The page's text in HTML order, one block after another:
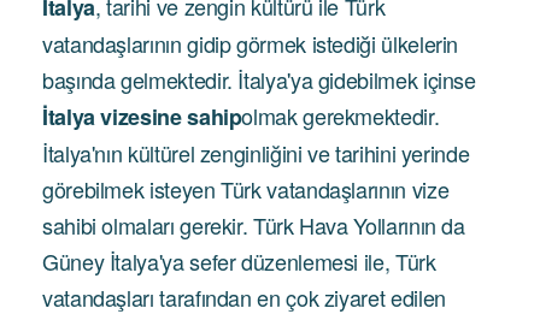
İtalya
vatandaşlarının gidip görmek istediği ülkelerin
başında gelmektedir. İtalya'ya gidebilmek içinse
İtalya vizesine sahipolmak gerekmektedir.
İtalya'nın kültürel zenginliğini ve tarihini yerinde
görebilmek isteyen Türk vatandaşlarının vize
sahibi olmaları gerekir. Türk Hava Yollarının da
Güney İtalya'ya sefer düzenlemesi ile, Türk
vatandaşları tarafından en çok ziyaret edilen